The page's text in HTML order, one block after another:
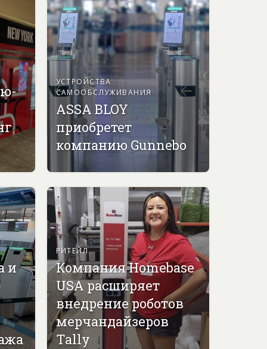
УСТРОЙСТВА
САМООБСЛУЖИВАНИЯ
ASSA BLOY
приобретет
компанию Gunnebo
и
РИТЕЙЛ
Компания Homebase
USA расширяет
внедрение роботов
мерчандайзеров
Tally